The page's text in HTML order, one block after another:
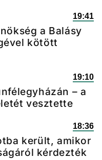
19:41
a Balásy
kötött
19:10
– a
vesztette
18:36
került, amikor
kérdezték